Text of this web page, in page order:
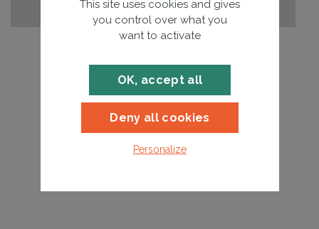
This site uses cookies and gives
you control over what you
want to activate
OK, accept all
Deny all cookies
Personalize